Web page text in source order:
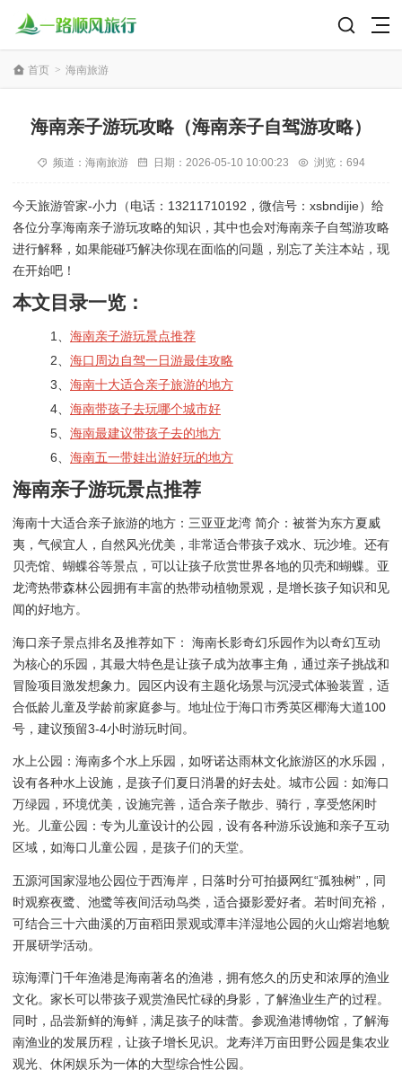
首页 > 海南旅游
海南亲子游玩攻略（海南亲子自驾游攻略）
频道： 海南旅游 日期： 2026-05-10 10:00:23 浏览：694
今天旅游管家-小力（电话：13211710192，微信号：xsbndijie）给
各位分享海南亲子游玩攻略的知识，其中也会对海南亲子自驾游攻略
进行解释，如果能碰巧解决你现在面临的问题，别忘了关注本站，现
在开始吧！
本文目录一览：
1、 海南亲子游玩景点推荐
2、 海口周边自驾一日游最佳攻略
3、 海南十大适合亲子旅游的地方
4、 海南带孩子去玩哪个城市好
5、 海南最建议带孩子去的地方
6、 海南五一带娃出游好玩的地方
海南亲子游玩景点推荐
海南十大适合亲子旅游的地方：三亚亚龙湾 简介：被誉为东方夏威
夷，气候宜人，自然风光优美，非常适合带孩子戏水、玩沙堆。还有
贝壳馆、蝴蝶谷等景点，可以让孩子欣赏世界各地的贝壳和蝴蝶。亚
龙湾热带森林公园拥有丰富的热带动植物景观，是增长孩子知识和见
闻的好地方。
海口亲子景点排名及推荐如下： 海南长影奇幻乐园作为以奇幻互动
为核心的乐园，其最大特色是让孩子成为故事主角，通过亲子挑战和
冒险项目激发想象力。园区内设有主题化场景与沉浸式体验装置，适
合低龄儿童及学龄前家庭参与。地址位于海口市秀英区椰海大道100
号，建议预留3-4小时游玩时间。
水上公园：海南多个水上乐园，如呀诺达雨林文化旅游区的水乐园，
设有各种水上设施，是孩子们夏日消暑的好去处。城市公园：如海口
万绿园，环境优美，设施完善，适合亲子散步、骑行，享受悠闲时
光。儿童公园：专为儿童设计的公园，设有各种游乐设施和亲子互动
区域，如海口儿童公园，是孩子们的天堂。
五源河国家湿地公园位于西海岸，日落时分可拍摄网红“孤独树”，同
时观察夜鹭、池鹭等夜间活动鸟类，适合摄影爱好者。若时间充裕，
可结合三十六曲溪的万亩稻田景观或潭丰洋湿地公园的火山熔岩地貌
开展研学活动。
琼海潭门千年渔港是海南著名的渔港，拥有悠久的历史和浓厚的渔业
文化。家长可以带孩子观赏渔民忙碌的身影，了解渔业生产的过程。
同时，品尝新鲜的海鲜，满足孩子的味蕾。参观渔港博物馆，了解海
南渔业的发展历程，让孩子增长见识。龙寿洋万亩田野公园是集农业
观光、休闲娱乐为一体的大型综合性公园。